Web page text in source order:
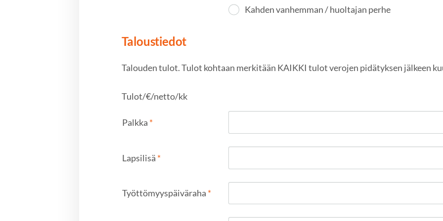
Kahden vanhemman / huoltajan perhe
Taloustiedot
Talouden tulot. Tulot kohtaan merkitään KAIKKI tulot verojen pidätyksen jälkeen
Tulot/€/netto/kk
Palkka *
Lapsilisä *
Työttömyyspäiväraha *